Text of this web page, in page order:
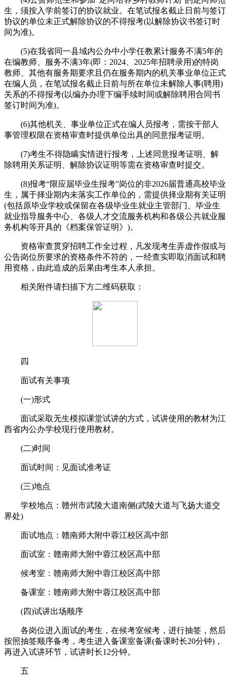
生，须按入学前签订的协议就业。在笔试报名截止日前与签订
协议的单位未正式解除协议的不得报考(以解除协议书签订时
间为准)。
(5)在我省同一县域内公办中小学任教累计服务不满5年的
在编教师、服务不满3年(即：2024、2025年招聘录用)的特岗
教师、其他有服务期要求且仍在服务期内的机关事业单位正式
在编人员，在笔试报名截止日前与所在单位未解除人事(聘用)
关系的不得报考(以编办办理下编手续时间或解除聘用合同书
签订时间为准)。
(6)其他机关、事业单位正式在编人员报考，需按干部人
事管理权限在资格审查时提供单位出具的同意报考证明。
(7)考生不得隐瞒实情进行报考，上述同意报考证明、解
除聘用关系证明、解除协议证明等需在资格审查时提交。
(8)报考“限应届毕业生报考”岗位的非2026届普通高校毕业
生，属于择业期内未落实工作单位的，需提供择业期有关证明
(包括原毕业学校或保留在各级毕业生就业主管部门、毕业生
就业指导服务中心、各级人才交流服务机构和各级公共就业服
务机构等开具的《档案保管证明》)。
资格审查贯穿招聘工作全过程，凡发现考生弄虚作假或与
公告岗位所要求的资格条件不符的，一经查实即取消面试和聘
用资格，由此造成的后果由考生本人承担。
相关附件请扫描下方二维码获取：
四
面试有关事项
(一)形式
面试采取无生模拟课堂试讲的方式，试讲使用的教材为江
西省内公办学校现行使用教材。
(二)时间
面试时间：见面试准考证
(三)地点
学校地点：赣州市武陵大道南侧(武陵大道与飞扬大道交
界处)
面试地点：赣南师大附中蓉江校区高中部
面试室：赣南师大附中蓉江校区高中部
候考室：赣南师大附中蓉江校区高中部
备课室：赣南师大附中蓉江校区高中部
(四)试讲出场顺序
各岗位进入面试的考生，在候考室候考，进行抽签，然后
按照抽签顺序备考，考生进入备课室备课(备课时长20分钟)，
再进入试讲环节，试讲时长12分钟。
五